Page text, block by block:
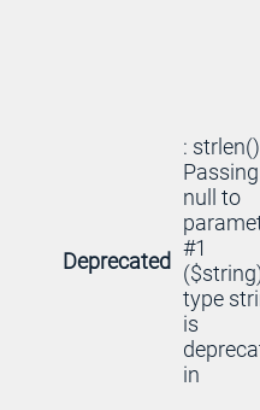
Deprecated
:
Passing
null to
#1
type
is
in